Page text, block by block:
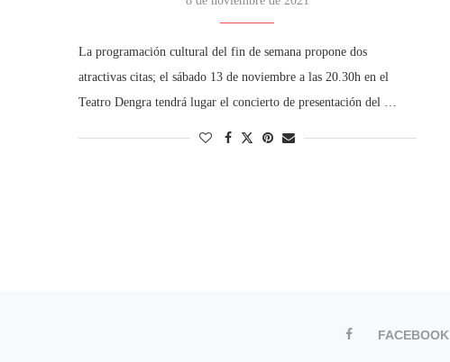
La programación cultural del fin de semana propone dos
atractivas citas; el sábado 13 de noviembre a las 20.30h en el
Teatro Dengra tendrá lugar el concierto de presentación del …
FACEBOOK